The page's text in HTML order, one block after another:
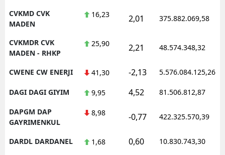
CVKMD CVK
MADEN
16,23 2,01 375.882.069,58
CVKMDR CVK
MADEN - RHKP
25,90 2,21 48.574.348,32
CWENE CW ENERJI 41,30 -2,13 5.576.084.125,26
DAGI DAGI GIYIM 9,95 4,52 81.506.812,87
DAPGM DAP
GAYRIMENKUL
8,98 -0,77 422.325.570,39
DARDL DARDANEL 1,68 0,60 10.830.743,30